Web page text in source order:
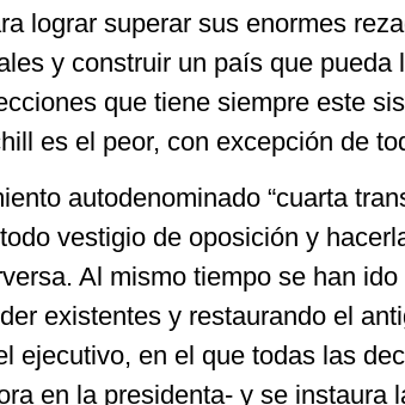
lograr superar sus enormes
y construir un país que pueda
que tiene siempre este
es el peor, con excepción de
“cuarta
vestigio de oposición y
Al mismo tiempo se han
existentes y restaurando el
ejecutivo, en el que todas las
en la presidenta- y se instaura